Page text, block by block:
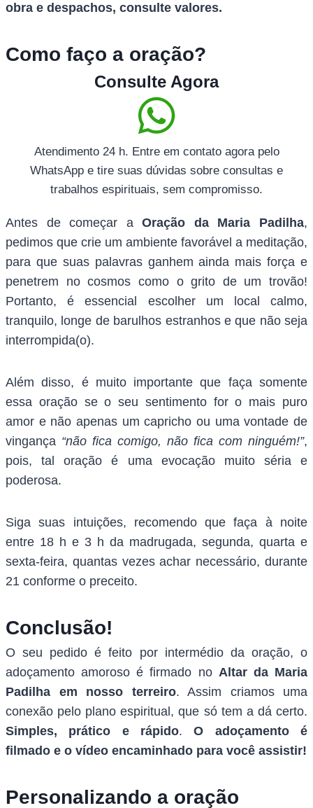
obra e despachos, consulte valores.
Como faço a oração?
Consulte Agora
Atendimento 24 h. Entre em contato agora pelo
WhatsApp e tire suas dúvidas sobre consultas e
trabalhos espirituais, sem compromisso.
Antes de começar aOração da Maria Padilha,
pedimos que crie um ambiente favorável a meditação,
para que suas palavras ganhem ainda mais força e
penetrem no cosmos como o grito de um trovão!
Portanto, é essencial escolher um local calmo,
tranquilo, longe de barulhos estranhos e que não seja
interrompida(o).
Além disso, é muito importante que faça somente
essa oração se o seu sentimento for o mais puro
amor e não apenas um capricho ou uma vontade de
vingança “não fica comigo, não fica com ninguém!”,
pois, tal oração é uma evocação muito séria e
poderosa.
Siga suas intuições, recomendo que faça à noite
entre 18 h e 3 h da madrugada, segunda, quarta e
sexta-feira, quantas vezes achar necessário, durante
21 conforme o preceito.
Conclusão!
O seu pedido é feito por intermédio da oração, o
adoçamento amoroso é firmado no Altar da Maria
Padilha em nosso terreiro. Assim criamos uma
conexão pelo plano espiritual, que só tem a dá certo.
Simples, prático e rápido.O adoçamento é
filmado e o vídeo encaminhado para você assistir!
Personalizando a oração